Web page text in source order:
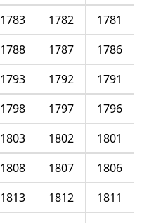
1781
1782
1783
1786
1787
1788
1791
1792
1793
1796
1797
1798
1801
1802
1803
1806
1807
1808
1811
1812
1813